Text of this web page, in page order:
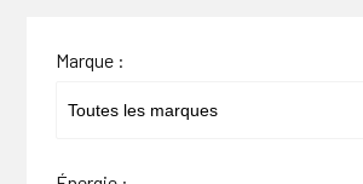
Marque :